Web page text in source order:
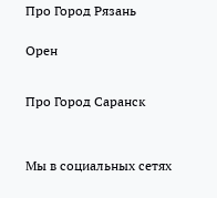
Про Город Рязань
Орен
Про Город Саранск
Мы в социальных сетях